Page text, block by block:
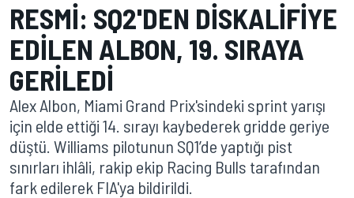
RESMI: SQ2'DEN DISKALIFIYE
EDILEN ALBON, 19. SIRAYA
GERILEDI
Alex Albon, Miami Grand Prix'sindeki sprint yarışı
için elde ettiği 14. sırayı kaybederek gridde geriye
düştü. Williams pilotunun SQ1’de yaptığı pist
sınırları ihlâli, rakip ekip Racing Bulls tarafından
fark edilerek FIA'ya bildirildi.